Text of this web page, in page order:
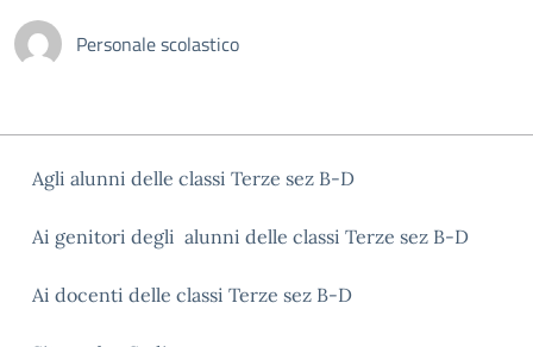
Personale scolastico
Agli alunni delle classi Terze sez B-D
Ai genitori degli alunni delle classi Terze sez B-D
Ai docenti delle classi Terze sez B-D